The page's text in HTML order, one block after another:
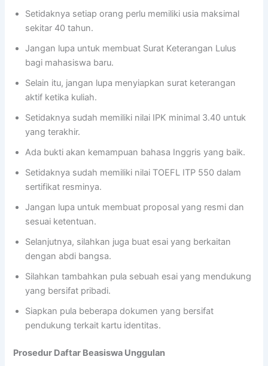
Setidaknya setiap orang perlu memiliki usia maksimal
sekitar 40 tahun.
Jangan lupa untuk membuat Surat Keterangan Lulus
bagi mahasiswa baru.
Selain itu, jangan lupa menyiapkan surat keterangan
aktif ketika kuliah.
Setidaknya sudah memiliki nilai IPK minimal 3.40 untuk
yang terakhir.
Ada bukti akan kemampuan bahasa Inggris yang baik.
Setidaknya sudah memiliki nilai TOEFL ITP 550 dalam
sertifikat resminya.
Jangan lupa untuk membuat proposal yang resmi dan
sesuai ketentuan.
Selanjutnya, silahkan juga buat esai yang berkaitan
dengan abdi bangsa.
Silahkan tambahkan pula sebuah esai yang mendukung
yang bersifat pribadi.
Siapkan pula beberapa dokumen yang bersifat
pendukung terkait kartu identitas.
Prosedur Daftar Beasiswa Unggulan